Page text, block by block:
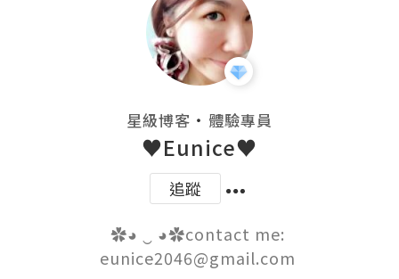
星級博客 ・ 體驗專員
♥Eunice♥
追蹤
✿◕ ‿ ◕✿contact me:
eunice2046@gmail.com